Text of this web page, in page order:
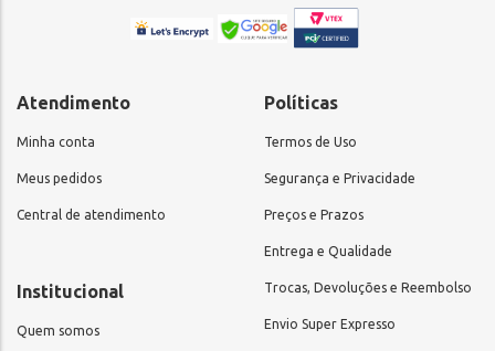
Atendimento
Minha conta
Meus pedidos
Central de atendimento
Institucional
Quem somos
Políticas
Termos de Uso
Segurança e Privacidade
Preços e Prazos
Entrega e Qualidade
Trocas, Devoluções e Reembolso
Envio Super Expresso